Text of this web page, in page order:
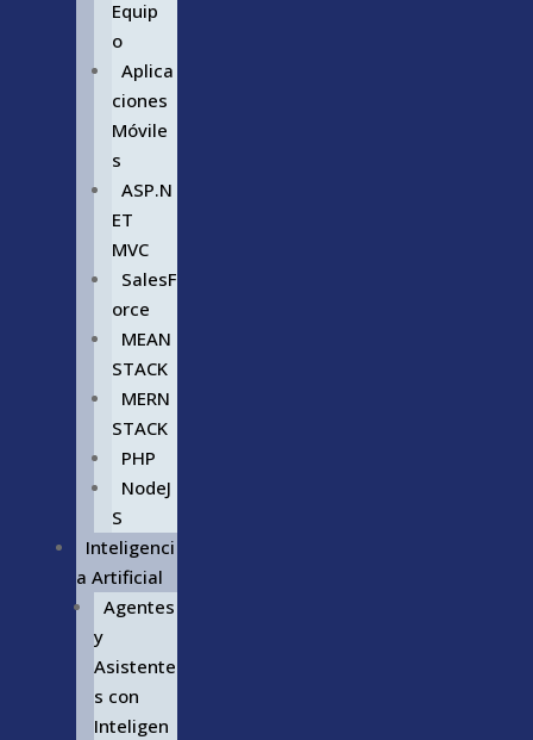
Equip
o
Aplica
ciones
Móvile
s
ASP.N
ET
MVC
SalesF
orce
MEAN
STACK
MERN
STACK
PHP
NodeJ
S
Inteligenci
a Artificial
Agentes
y
Asistente
s con
Inteligen